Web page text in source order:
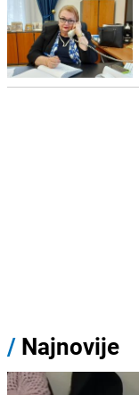
/ Najnovije